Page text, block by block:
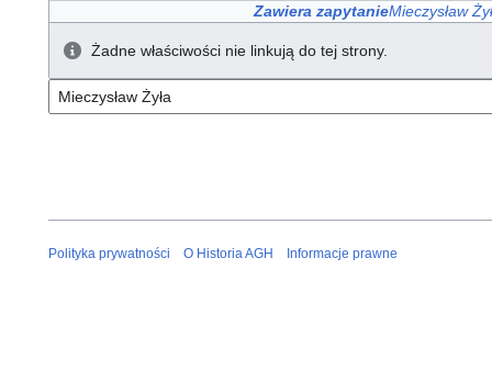
Zawiera zapytanieMieczysław
Żadne właściwości nie linkują do tej strony.
Polityka prywatności O Historia AGH Informacje prawne